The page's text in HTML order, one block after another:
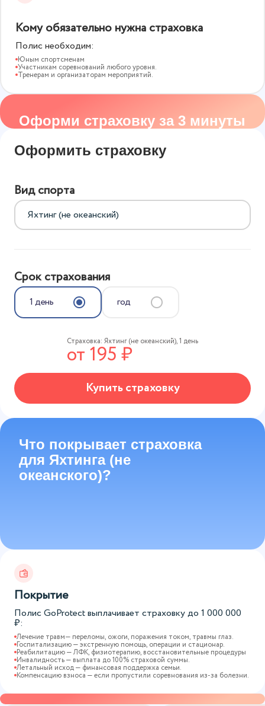
Кому обязательно нужна страховка
Полис необходим:
Юным спортсменам
Участникам соревнований любого уровня.
Тренерам и организаторам мероприятий.
Оформи страховку за 3 минуты
Оформить страховку
Вид спорта
Срок страхования
1 день год
Страховка: Яхтинг (не океанский),1 день
от195₽
Купить страховку
Покрытие
Полис GoProtect выплачивает страховку до 1 000 000
₽:
Лечение травм— переломы, ожоги, поражения током, травмы глаз.
Госпитализацию — экстренную помощь, операции и стационар.
Реабилитацию — ЛФК, физиотерапию, восстановительные процедуры
Инвалидность — выплата до 100% страховой суммы.
Летальный исход — финансовая поддержка семьи.
Компенсацию взноса — если пропустили соревнования из-за болезни.
Что покрывает страховка
для Яхтинга (не
океанского)?